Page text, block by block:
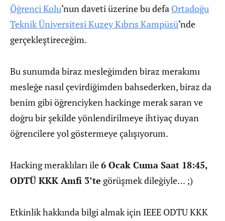
Öğrenci Kolu‘nun daveti üzerine bu defa Ortadoğu
Teknik Üniversitesi Kuzey Kıbrıs Kampüsü‘nde
gerçekleştireceğim.
Bu sunumda biraz mesleğimden biraz merakımı
mesleğe nasıl çevirdiğimden bahsederken, biraz da
benim gibi öğrenciyken hackinge merak saran ve
doğru bir şekilde yönlendirilmeye ihtiyaç duyan
öğrencilere yol göstermeye çalışıyorum.
Hacking meraklıları ile6 Ocak Cuma Saat 18:45,
ODTÜ KKK Amfi 3’te görüşmek dileğiyle… ;)
Etkinlik hakkında bilgi almak için IEEE ODTU KKK